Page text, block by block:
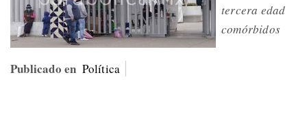
tercera edad
comórbidos
Publicado en Política